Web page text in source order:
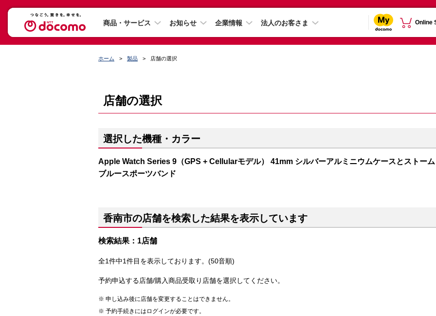
商品・サービス お知らせ 企業情報 法人のお客さま Online
ホーム 製品 店舗の選択
店舗の選択
選択した機種・カラー
Apple Watch Series 9（GPS + Cellularモデル） 41mm シルバーアルミニウムケースとストーム
ブルースポーツバンド
香南市の店舗を検索した結果を表示しています
検索結果：1店舗
全1件中1件目を表示しております。(50音順)
予約申込する店舗/購入商品受取り店舗を選択してください。
申し込み後に店舗を変更することはできません。
予約手続きにはログインが必要です。